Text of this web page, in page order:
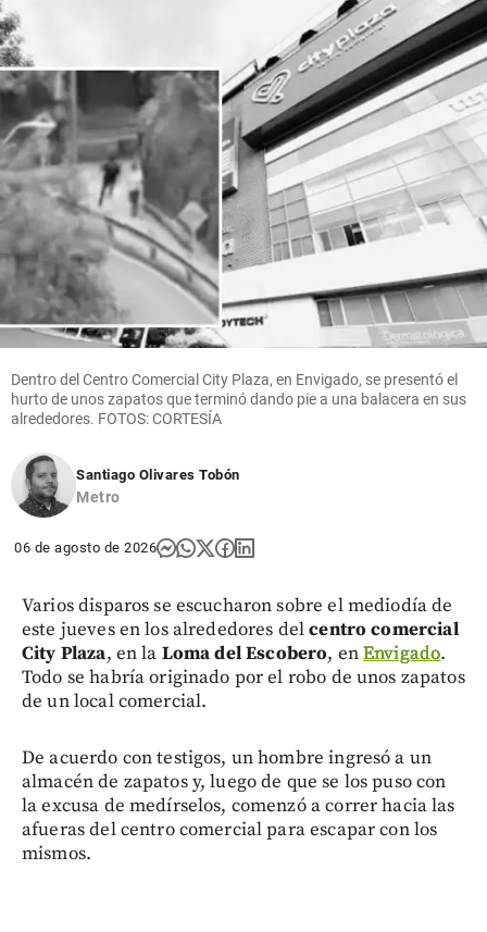
Dentro del Centro Comercial City Plaza, en Envigado, se presentó el
hurto de unos zapatos que terminó dando pie a una balacera en sus
alrededores. FOTOS: CORTESÍA
Santiago Olivares Tobón
Metro
06 de agosto de 2026
Varios disparos se escucharon sobre el mediodía de
este jueves en los alrededores delcentro comercial
City Plaza, en la Loma del Escobero, enEnvigado.
Todo se habría originado por el robo de unos zapatos
de un local comercial.
De acuerdo con testigos, un hombre ingresó a un
almacén de zapatos y, luego de que se los puso con
la excusa de medírselos, comenzó a correr hacia las
afueras del centro comercial para escapar con los
mismos.